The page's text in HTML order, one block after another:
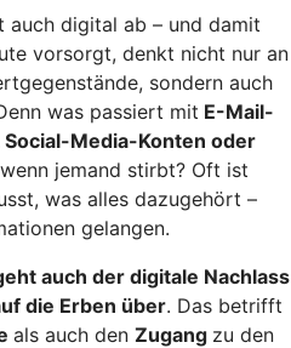
auch digital ab – und damit
vorsorgt, denkt nicht nur an
sondern auch
was passiert mit E-Mail-
Media-Konten oder
jemand stirbt? Oft ist
was alles dazugehört –
gelangen.
auch der digitale Nachlass
die Erben über. Das betrifft
als auch den Zugang zu den